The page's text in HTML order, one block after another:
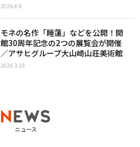
2026.4.8
モネの名作「睡蓮」などを公開！開
館30周年記念の2つの展覧会が開催
／アサヒグループ大山崎山荘美術館
2026.3.19
ニュース